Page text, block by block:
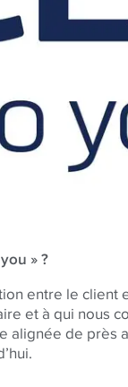
» ?
entre le client
et à qui nous
alignée de près